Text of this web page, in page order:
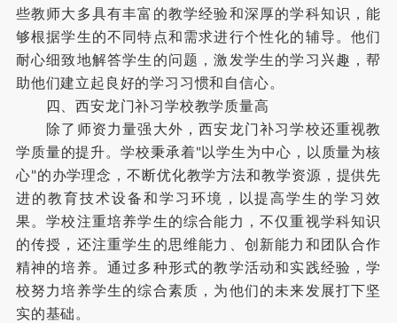
些教师大多具有丰富的教学经验和深厚的学科知识，能
够根据学生的不同特点和需求进行个性化的辅导。他们
耐心细致地解答学生的问题，激发学生的学习兴趣，帮
助他们建立起良好的学习习惯和自信心。
四、西安龙门补习学校教学质量高
除了师资力量强大外，西安龙门补习学校还重视教
学质量的提升。学校秉承着"以学生为中心，以质量为核
心"的办学理念，不断优化教学方法和教学资源，提供先
进的教育技术设备和学习环境，以提高学生的学习效
果。学校注重培养学生的综合能力，不仅重视学科知识
的传授，还注重学生的思维能力、创新能力和团队合作
精神的培养。通过多种形式的教学活动和实践经验，学
校努力培养学生的综合素质，为他们的未来发展打下坚
实的基础。